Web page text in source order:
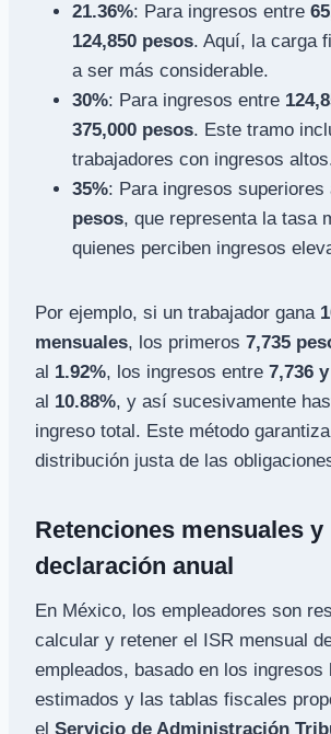
21.36%: Para ingresos entre
124,850 pesos. Aquí, la carga
a ser más considerable.
30%: Para ingresos entre
375,000 pesos. Este tramo
trabajadores con ingresos
35%: Para ingresos superiores
pesos, que representa la tasa
quienes perciben ingresos
Por ejemplo, si un trabajador gana
mensuales, los primeros 7,735
al 1.92%, los ingresos entre 7,736
al 10.88%, y así sucesivamente
ingreso total. Este método
distribución justa de las
Retenciones mensuales y
declaración anual
En México, los empleadores son
calcular y retener el ISR mensual
empleados, basado en los ingresos
estimados y las tablas fiscales
el Servicio de Administración